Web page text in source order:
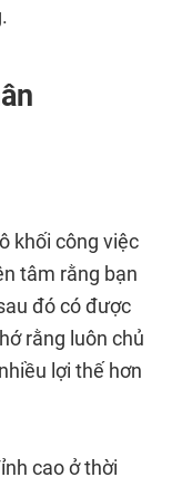
khối công việc
tâm rằng bạn
đó có được
rằng luôn chủ
lợi thế hơn
cao ở thời